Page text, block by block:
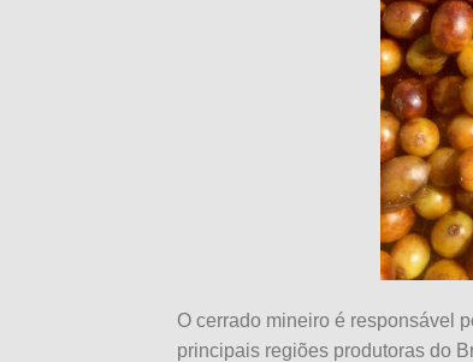
O cerrado mineiro é responsável
principais regiões produtoras do